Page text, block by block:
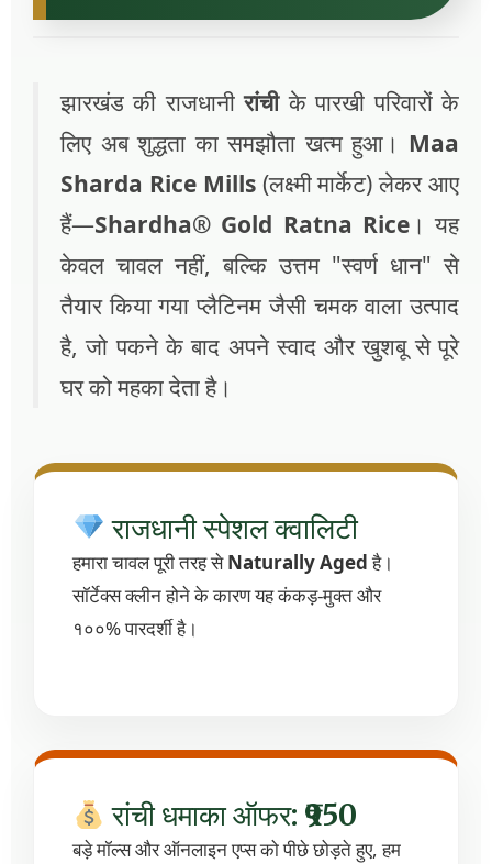
झारखंड की राजधानीरांचीके पारखी परिवारों के
लिए अब शुद्धता का समझौता खत्म हुआ। Maa
Sharda Rice Mills(लक्ष्मी मार्केट) लेकर आए
हैं—Shardha® Gold Ratna Rice। यह
केवल चावल नहीं, बल्कि उत्तम "स्वर्ण धान" से
तैयार किया गया प्लैटिनम जैसी चमक वाला उत्पाद
है, जो पकने के बाद अपने स्वाद और खुशबू से पूरे
घर को महका देता है।
राजधानी स्पेशल क्वालिटी
हमारा चावल पूरी तरह सेNaturally Agedहै।
सॉर्टेक्स क्लीन होने के कारण यह कंकड़-मुक्त और
१००% पारदर्शी है।
रांची धमाका ऑफर: ₹950
बड़े मॉल्स और ऑनलाइन एप्स को पीछे छोड़ते हुए, हम